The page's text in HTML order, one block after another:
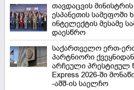
თავდაცვის
ესპანეთის სამეფოში
ინტელექტის მესამე
დაესწრო
საქართველო ერთ-
პარტნიორი
არჩეული პრესტიჟულ
Express 2026-ში
-აშშ-ის საელჩო